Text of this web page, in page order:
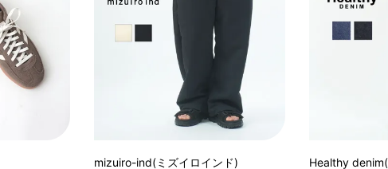
mizuiro-ind(ミズイロインド)
Healthy